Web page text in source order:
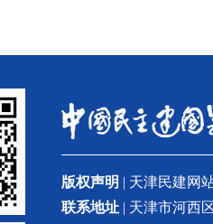
版权声明 | 天津民建网
联系地址 | 天津市河西